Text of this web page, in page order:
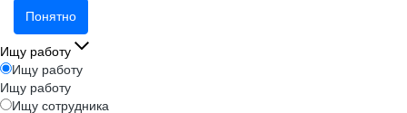
Понятно
Ищу работу
Ищу работу
Ищу работу
Ищу сотрудника